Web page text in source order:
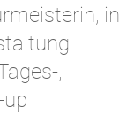
in
,